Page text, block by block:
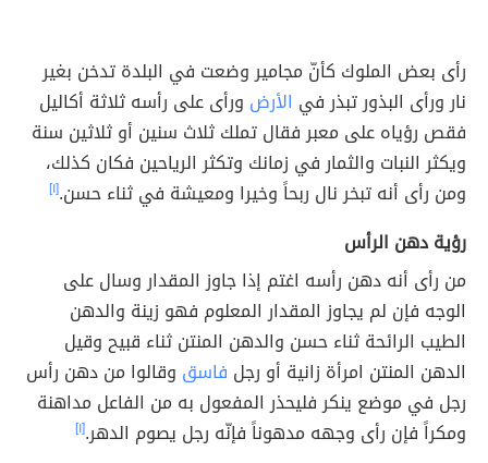
رأى بعض الملوك كأنّ مجامير وضعت في البلدة تدخن بغير
نار ورأى البذور تبذر في الأرض ورأى على رأسه ثلاثة أكاليل
فقص رؤياه على معبر فقال تملك ثلاث سنين أو ثلاثين سنة
ويكثر النبات والثمار في زمانك وتكثر الرياحين فكان كذلك،
ومن رأى أنه تبخر نال ربحاً وخيرا ومعيشة في ثناء حسن.[١]
رؤية دهن الرأس
من رأى أنه دهن رأسه اغتم إذا جاوز المقدار وسال على
الوجه فإن لم يجاوز المقدار المعلوم فهو زينة والدهن
الطيب الرائحة ثناء حسن والدهن المنتن ثناء قبيح وقيل
الدهن المنتن امرأة زانية أو رجل فاسق وقالوا من دهن رأس
رجل في موضع ينكر فليحذر المفعول به من الفاعل مداهنة
ومكراً فإن رأى وجهه مدهوناً فإنّه رجل يصوم الدهر.[١]